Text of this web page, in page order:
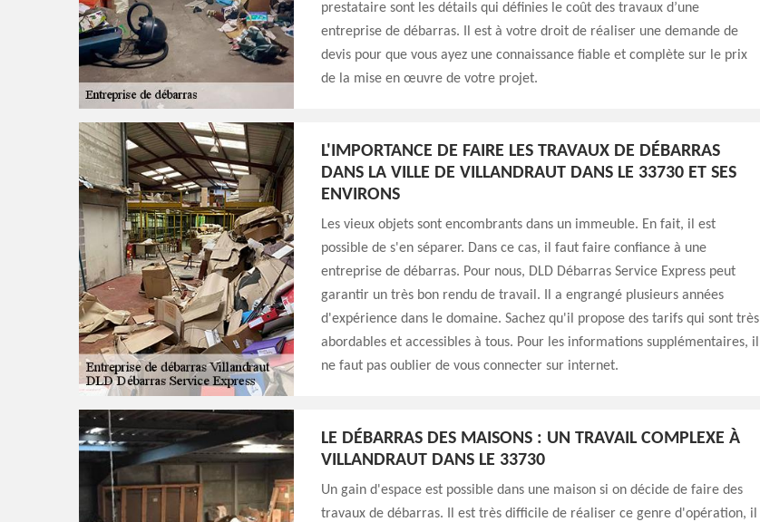
prestataire sont les détails qui définies le coût des travaux d’une
entreprise de débarras. Il est à votre droit de réaliser une demande de
devis pour que vous ayez une connaissance fiable et complète sur le prix
de la mise en œuvre de votre projet.
L'IMPORTANCE DE FAIRE LES TRAVAUX DE DÉBARRAS
DANS LA VILLE DE VILLANDRAUT DANS LE 33730 ET SES
ENVIRONS
Les vieux objets sont encombrants dans un immeuble. En fait, il est
possible de s'en séparer. Dans ce cas, il faut faire confiance à une
entreprise de débarras. Pour nous, DLD Débarras Service Express peut
garantir un très bon rendu de travail. Il a engrangé plusieurs années
d'expérience dans le domaine. Sachez qu'il propose des tarifs qui sont très
abordables et accessibles à tous. Pour les informations supplémentaires, il
ne faut pas oublier de vous connecter sur internet.
LE DÉBARRAS DES MAISONS : UN TRAVAIL COMPLEXE À
VILLANDRAUT DANS LE 33730
Un gain d'espace est possible dans une maison si on décide de faire des
travaux de débarras. Il est très difficile de réaliser ce genre d'opération, il